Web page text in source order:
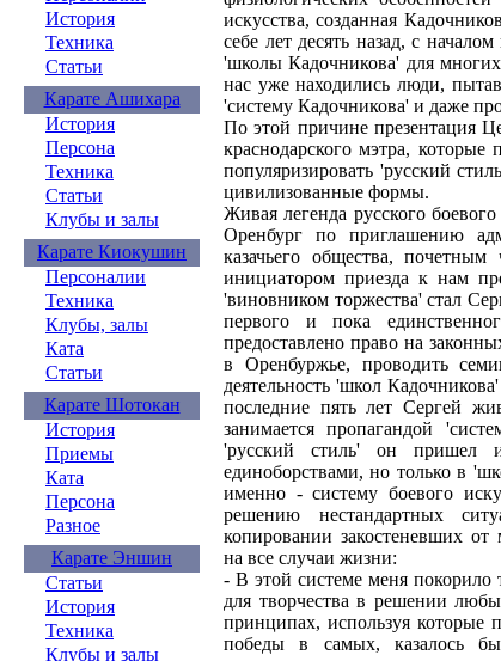
История
Техника
Статьи
Карате Ашихара
История
Персона
Техника
Статьи
Клубы и залы
Карате Киокушин
Персоналии
Техника
Клубы, залы
Ката
Статьи
Карате Шотокан
История
Приемы
Ката
Персона
Разное
Карате Эншин
Статьи
История
Техника
Клубы и залы
искусства, созданная
себе лет десять назад, с
'школы Кадочникова' для
нас уже находились люди,
'систему Кадочникова' и даже
По этой причине презентация
краснодарского мэтра,
популяризировать 'русский
цивилизованные формы.
Живая легенда русского
Оренбург по приглашению
казачьего общества,
инициатором приезда к нам
'виновником торжества' стал
первого и пока
предоставлено право на
в Оренбуржье, проводить
деятельность 'школ
последние пять лет Сергей
занимается пропагандой
'русский стиль' он пришел
единоборствами, но только в
именно - систему боевого
решению нестандартных
копировании закостеневших от
на все случаи жизни:
- В этой системе меня покорило
для творчества в решении
принципах, используя которые
победы в самых, казалось